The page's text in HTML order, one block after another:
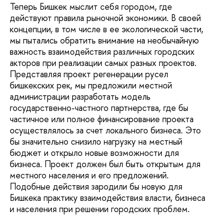
Теперь Бишкек мыслит себя городом, где
действуют правила рыночной экономики. В своей
концепции, в том числе в ее экологической части,
мы пытались обратить внимание на необычайную
важность взаимодействия различных городских
акторов при реализации самых разных проектов.
Представляя проект регенерации русел
бишкекских рек, мы предложили местной
администрации разработать модель
государственно-частного партнерства, где бы
частичное или полное финансирование проекта
осуществлялось за счет локального бизнеса. Это
бы значительно снизило нагрузку на местный
бюджет и открыло новые возможности для
бизнеса. Проект должен был быть открытым для
местного населения и его предложений.
Подобные действия зародили бы новую для
Бишкека практику взаимодействия власти, бизнеса
и населения при решении городских проблем.